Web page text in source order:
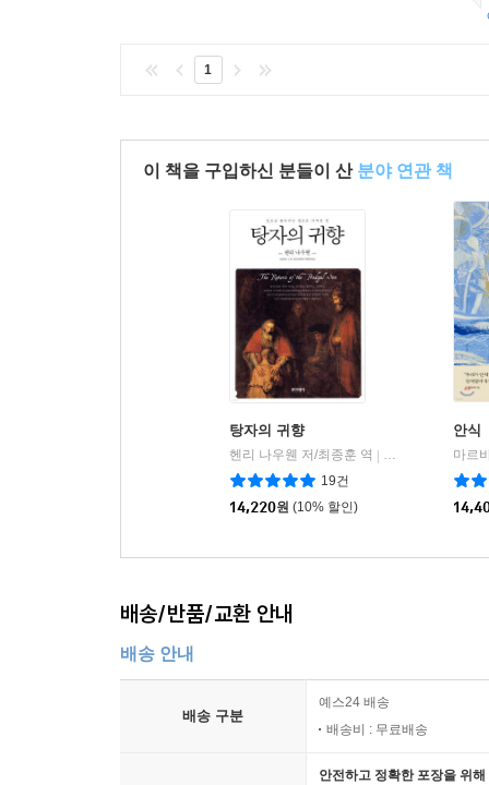
1
이 책을 구입하신 분들이 산 분야 연관 책
탕자의 귀향
헨리 나우웬 저/최종훈 역
포이에마
19건
14,220원 (10% 할인)
안식
마르
배송/반품/교환 안내
배송 안내
배송 구분
예스24 배송
배송비 : 무료배송
안전하고 정확한 포장을 위